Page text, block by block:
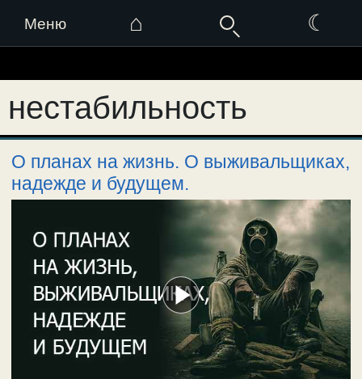
Меню ⌂ ☾
к
содержимому
нестабильность
О планах на жизнь. О выживальщиках,
надежде и будущем.